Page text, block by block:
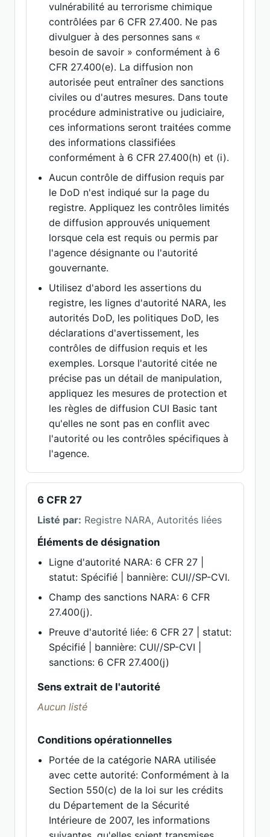
vulnérabilité au terrorisme chimique
contrôlées par 6 CFR 27.400. Ne pas
divulguer à des personnes sans «
besoin de savoir » conformément à 6
CFR 27.400(e). La diffusion non
autorisée peut entraîner des sanctions
civiles ou d'autres mesures. Dans toute
procédure administrative ou judiciaire,
ces informations seront traitées comme
des informations classifiées
conformément à 6 CFR 27.400(h) et (i).
Aucun contrôle de diffusion requis par
le DoD n'est indiqué sur la page du
registre. Appliquez les contrôles limités
de diffusion approuvés uniquement
lorsque cela est requis ou permis par
l'agence désignante ou l'autorité
gouvernante.
Utilisez d'abord les assertions du
registre, les lignes d'autorité NARA, les
autorités DoD, les politiques DoD, les
déclarations d'avertissement, les
contrôles de diffusion requis et les
exemples. Lorsque l'autorité citée ne
précise pas un détail de manipulation,
appliquez les mesures de protection et
les règles de diffusion CUI Basic tant
qu'elles ne sont pas en conflit avec
l'autorité ou les contrôles spécifiques à
l'agence.
6 CFR 27
Listé par: Registre NARA, Autorités liées
Éléments de désignation
Ligne d'autorité NARA: 6 CFR 27 |
statut: Spécifié | bannière: CUI//SP-CVI.
Champ des sanctions NARA: 6 CFR
27.400(j).
Preuve d'autorité liée: 6 CFR 27 | statut:
Spécifié | bannière: CUI//SP-CVI |
sanctions: 6 CFR 27.400(j)
Sens extrait de l'autorité
Aucun listé
Conditions opérationnelles
Portée de la catégorie NARA utilisée
avec cette autorité: Conformément à la
Section 550(c) de la loi sur les crédits
du Département de la Sécurité
Intérieure de 2007, les informations